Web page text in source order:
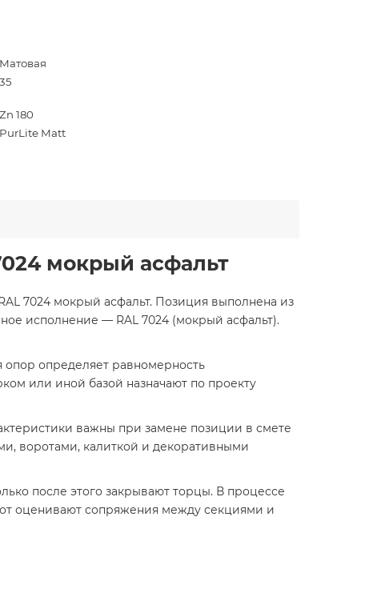
Матовая
35
Zn 180
PurLite Matt
мокрый асфальт
7024 мокрый асфальт. Позиция выполнена из
исполнение — RAL 7024 (мокрый асфальт).
опор определяет равномерность
или иной базой назначают по проекту
важны при замене позиции в смете
воротами, калиткой и декоративными
после этого закрывают торцы. В процессе
оценивают сопряжения между секциями и